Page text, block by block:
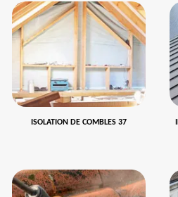
ISOLATION DE COMBLES 37